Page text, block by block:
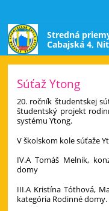
Stredná
Cabajská 4,
stránka
Súťaž Ytong
20. ročník študentskej
študentský projekt
systému Ytong.
V školskom kole súťaže
IV.A Tomáš Melnik,
domy
III.A Kristína Tóthová,
kategória Rodinné domy.